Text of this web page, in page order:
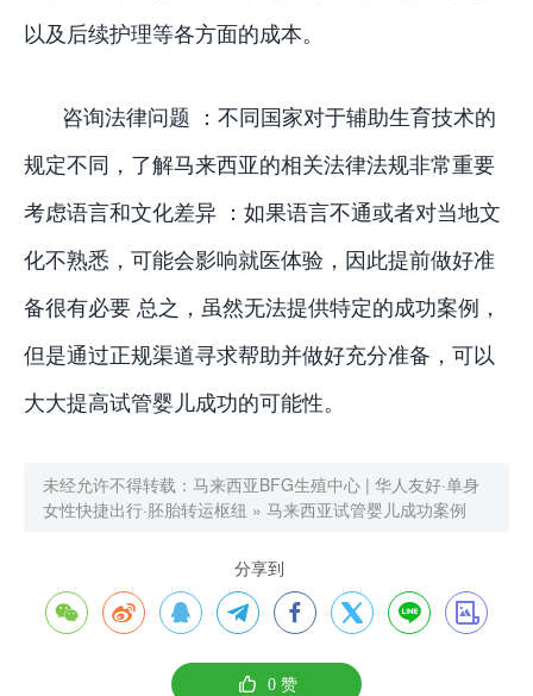
以及后续护理等各方面的成本。
咨询法律问题 ：不同国家对于辅助生育技术的
规定不同，了解马来西亚的相关法律法规非常重要
考虑语言和文化差异 ：如果语言不通或者对当地文
化不熟悉，可能会影响就医体验，因此提前做好准
备很有必要 总之，虽然无法提供特定的成功案例，
但是通过正规渠道寻求帮助并做好充分准备，可以
大大提高试管婴儿成功的可能性。
未经允许不得转载： 马来西亚BFG生殖中心 | 华人友好·单身
女性快捷出行·胚胎转运枢纽 » 马来西亚试管婴儿成功案例
分享到
       
 0赞